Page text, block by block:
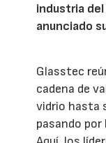
industria
anunciado
Glasstec
cadena de
vidrio hasta
pasando